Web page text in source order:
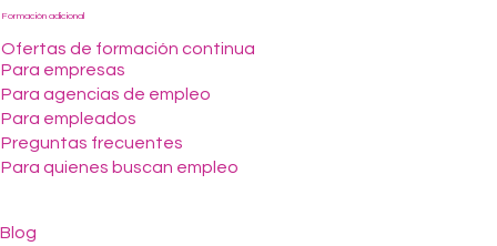
Formación adicional
Ofertas de formación continua
Para empresas
Para agencias de empleo
Para empleados
Preguntas frecuentes
Para quienes buscan empleo
Blog